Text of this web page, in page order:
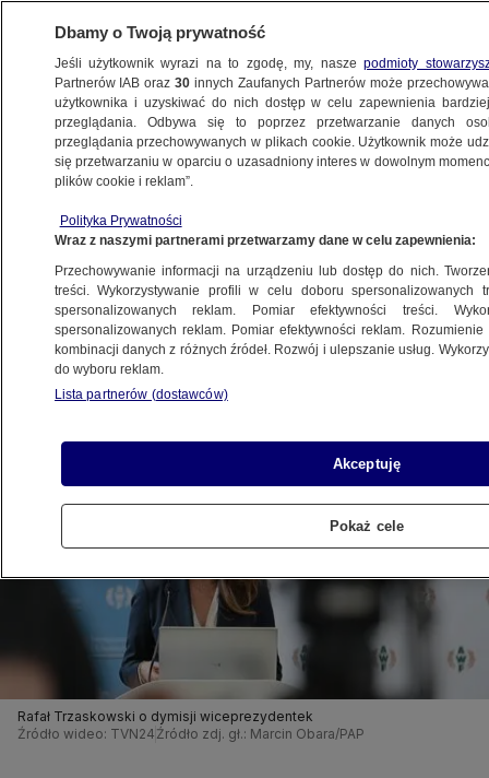
WARSZAWA
URSYNÓW
Wiceprezydentki zabierają głos po dymisji
Alicja Glinianowicz
3.07.2026, 12:32
Posłuchaj artykułu
Czyta lektor AI
Rafał Trzaskowski o dymisji wiceprezydentek
Źródło wideo: TVN24 Źródło zdj. gł.: Marcin Obara/PAP
Dbamy o Twoją prywatność
Jeśli użytkownik wyrazi na to zgodę, my, naszepodmioty
Partnerów IAB oraz30 innych Zaufanych Partnerów może
użytkownika i uzyskiwać do nich dostęp w celu zapewnienia
przeglądania. Odbywa się to poprzez przetwarzanie danych
przeglądania przechowywanych w plikach cookie. Użytkownik może
się przetwarzaniu w oparciu o uzasadniony interes w dowolnym
plików cookie i reklam”.
Polityka Prywatności
Wraz z naszymi partnerami przetwarzamy dane w celu zapewnienia:
Przechowywanie informacji na urządzeniu lub dostęp do nich.
treści. Wykorzystywanie profili w celu doboru spersonalizowanych
spersonalizowanych reklam. Pomiar efektywności treści.
spersonalizowanych reklam. Pomiar efektywności reklam.
kombinacji danych z różnych źródeł. Rozwój i ulepszanie usług.
do wyboru reklam.
Lista partnerów (dostawców)
Akceptuję
Pokaż cele